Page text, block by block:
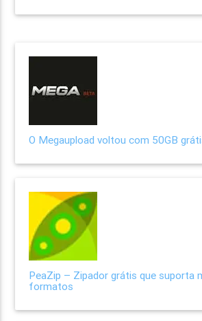
O Megaupload voltou com 50GB
PeaZip – Zipador grátis que suporta
formatos